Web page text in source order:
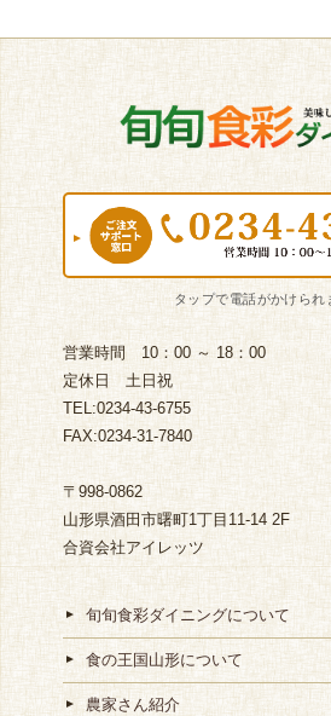
営業時間 10：00 ～ 18：00
定休日 土日祝
TEL:0234-43-6755
FAX:0234-31-7840
〒998-0862
山形県酒田市曙町1丁目11-14 2F
合資会社アイレッツ
旬旬食彩ダイニングについて
食の王国山形について
農家さん紹介